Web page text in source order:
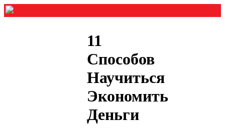
11
Способов
Научиться
Экономить
Деньги